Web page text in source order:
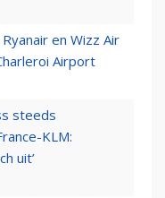
en Wizz Air
Airport
steeds
KLM:
uit’